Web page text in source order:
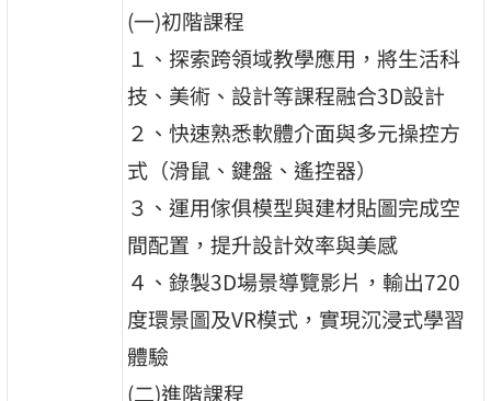
(一)初階課程
１、探索跨領域教學應用，將生活科
技、美術、設計等課程融合3D設計
２、快速熟悉軟體介面與多元操控方
式（滑鼠、鍵盤、遙控器）
３、運用傢俱模型與建材貼圖完成空
間配置，提升設計效率與美感
４、錄製3D場景導覽影片，輸出720
度環景圖及VR模式，實現沉浸式學習
體驗
(二)進階課程